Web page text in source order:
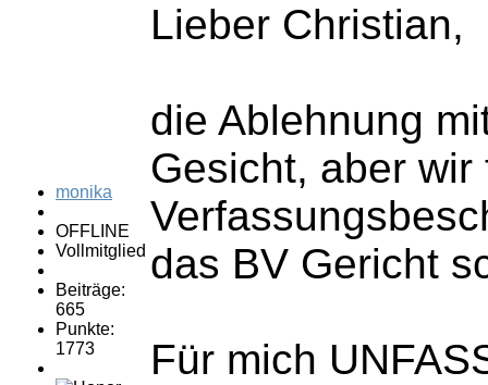
monika
OFFLINE
Vollmitglied
Beiträge:
665
Punkte:
1773
Lieber Christian,
die Ablehnung
Gesicht, aber
das BV Gericht
Für mich